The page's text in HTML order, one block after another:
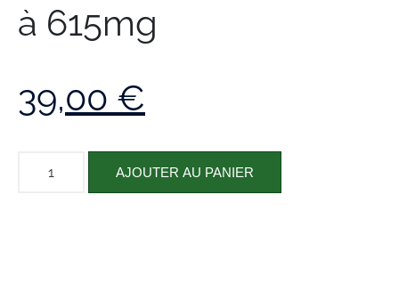
à 615mg
39,00 €
AJOUTER AU PANIER